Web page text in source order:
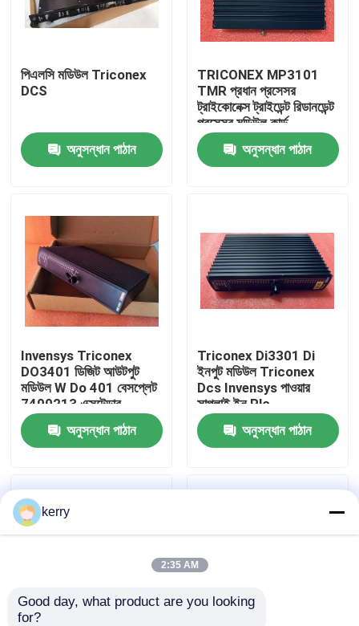
বাড়ি
ভিডিও
আমাদের সম্পর্কে
কারখানা ভ্রমণ
মান নিয়ন্ত্রণ
ব্লগ
ABB 800xa
পিএলসি মডিউল Triconex
DCS
অনুসন্ধান পাঠান
TRICONEX MP3101
TMR প্রধান প্রসেসর
ট্রাইকোনেক্স ট্রাইডেন্ট রিডানডেন্ট
প্রসেসর মডিউল কার্ড
অনুসন্ধান পাঠান
Invensys Triconex
DO3401 ডিজিট আউটপুট
মডিউল W Do 401 বেসপ্লেট
7400213 এক্সটেন্ডার
অনুসন্ধান পাঠান
Triconex Di3301 Di
ইনপুট মডিউল Triconex
Dcs Invensys পাওয়ার
সাপ্লাই ইন Plc
অনুসন্ধান পাঠান
kerry
2:35 AM
Good day, what product are you looking
for?